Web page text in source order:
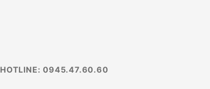
HOTLINE: 0945.47.60.60